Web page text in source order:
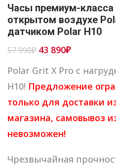
Часы премиум-класса
открытом воздухе
датчиком Polar H10
57 990₽ Первоначальная
составляла
990₽.
43 890₽Текущая
43
Polar Grit X Pro c
H10! Предложение
только для доставки
магазина, самовывоз
невозможен!
Чрезвычайная